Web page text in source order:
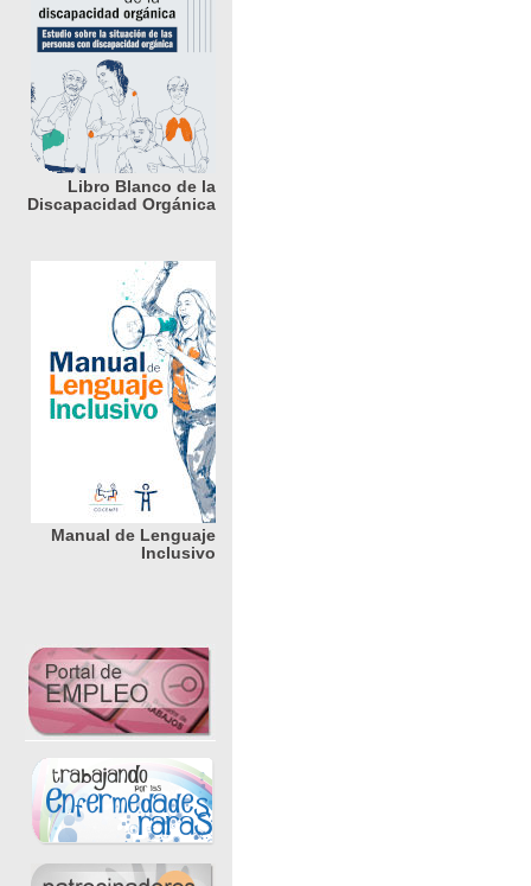
Libro Blanco de la
Discapacidad Orgánica
Manual de Lenguaje
Inclusivo